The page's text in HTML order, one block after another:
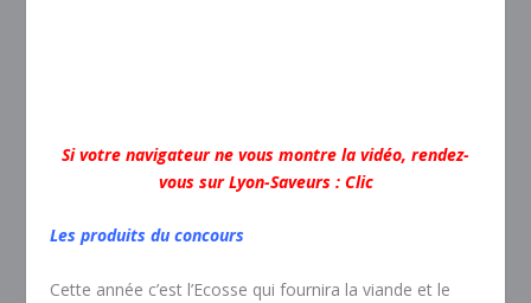
Si votre navigateur ne vous montre la vidéo, rendez-
vous sur Lyon-Saveurs : Clic
Les produits du concours
Cette année c’est l’Ecosse qui fournira la viande et le